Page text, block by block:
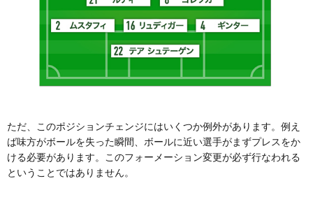
ただ、このポジションチェンジにはいくつか例外があります。例え
ば味方がボールを失った瞬間、ボールに近い選手がまずプレスをか
ける必要があります。このフォーメーション変更が必ず行なわれる
ということではありません。